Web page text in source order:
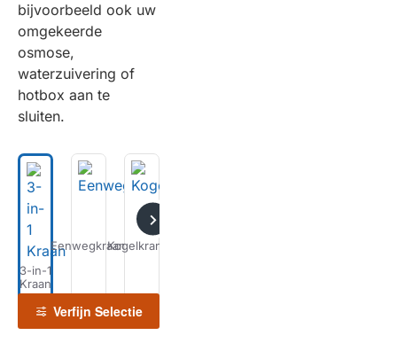
bijvoorbeeld ook uw
omgekeerde
osmose,
waterzuivering of
hotbox aan te
sluiten.
3-in-1
Kraan
EenwegkraanKogelkranen
Verfijn Selectie